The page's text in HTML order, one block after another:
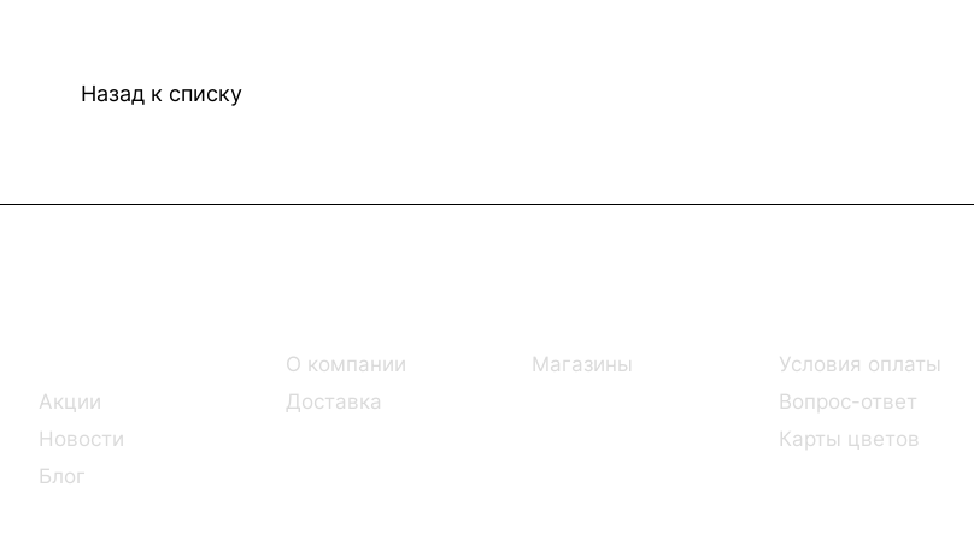
Назад к списку
Акции
Новости
Блог
О компании
Доставка
Магазины
Условия оплаты
Вопрос-ответ
Карты цветов